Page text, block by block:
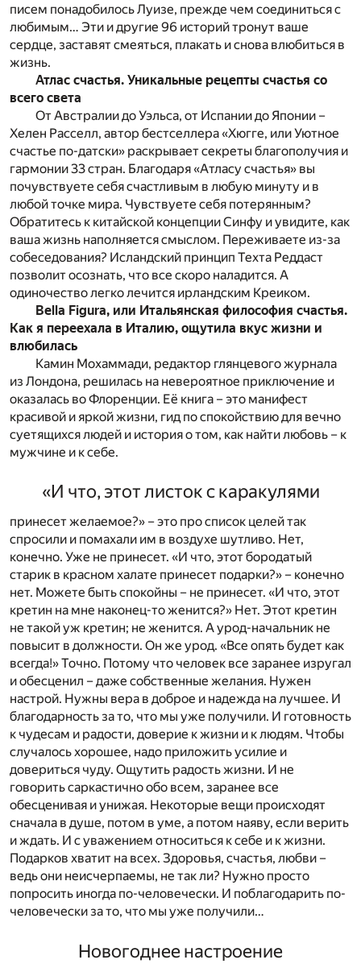
писем понадобилось Луизе, прежде чем соединиться с
любимым… Эти и другие 96 историй тронут ваше
сердце, заставят смеяться, плакать и снова влюбиться в
жизнь.
Атлас счастья. Уникальные рецепты счастья со
всего света
От Австралии до Уэльса, от Испании до Японии –
Хелен Расселл, автор бестселлера «Хюгге, или Уютное
счастье по-датски» раскрывает секреты благополучия и
гармонии 33 стран. Благодаря «Атласу счастья» вы
почувствуете себя счастливым в любую минуту и в
любой точке мира. Чувствуете себя потерянным?
Обратитесь к китайской концепции Синфу и увидите, как
ваша жизнь наполняется смыслом. Переживаете из-за
собеседования? Исландский принцип Техта Реддаст
позволит осознать, что все скоро наладится. А
одиночество легко лечится ирландским Креиком.
Bella Figura, или Итальянская философия счастья.
Как я переехала в Италию, ощутила вкус жизни и
влюбилась
Камин Мохаммади, редактор глянцевого журнала
из Лондона, решилась на невероятное приключение и
оказалась во Флоренции. Её книга – это манифест
красивой и яркой жизни, гид по спокойствию для вечно
суетящихся людей и история о том, как найти любовь – к
мужчине и к себе.
«И что, этот листок с каракулями
принесет желаемое?» – это про список целей так
спросили и помахали им в воздухе шутливо. Нет,
конечно. Уже не принесет. «И что, этот бородатый
старик в красном халате принесет подарки?» – конечно
нет. Можете быть спокойны – не принесет. «И что, этот
кретин на мне наконец-то женится?» Нет. Этот кретин
не такой уж кретин; не женится. А урод-начальник не
повысит в должности. Он же урод. «Все опять будет как
всегда!» Точно. Потому что человек все заранее изругал
и обесценил – даже собственные желания. Нужен
настрой. Нужны вера в доброе и надежда на лучшее. И
благодарность за то, что мы уже получили. И готовность
к чудесам и радости, доверие к жизни и к людям. Чтобы
случалось хорошее, надо приложить усилие и
довериться чуду. Ощутить радость жизни. И не
говорить саркастично обо всем, заранее все
обесценивая и унижая. Некоторые вещи происходят
сначала в душе, потом в уме, а потом наяву, если верить
и ждать. И с уважением относиться к себе и к жизни.
Подарков хватит на всех. Здоровья, счастья, любви –
ведь они неисчерпаемы, не так ли? Нужно просто
попросить иногда по-человечески. И поблагодарить по-
человечески за то, что мы уже получили…
Новогоднее настроение